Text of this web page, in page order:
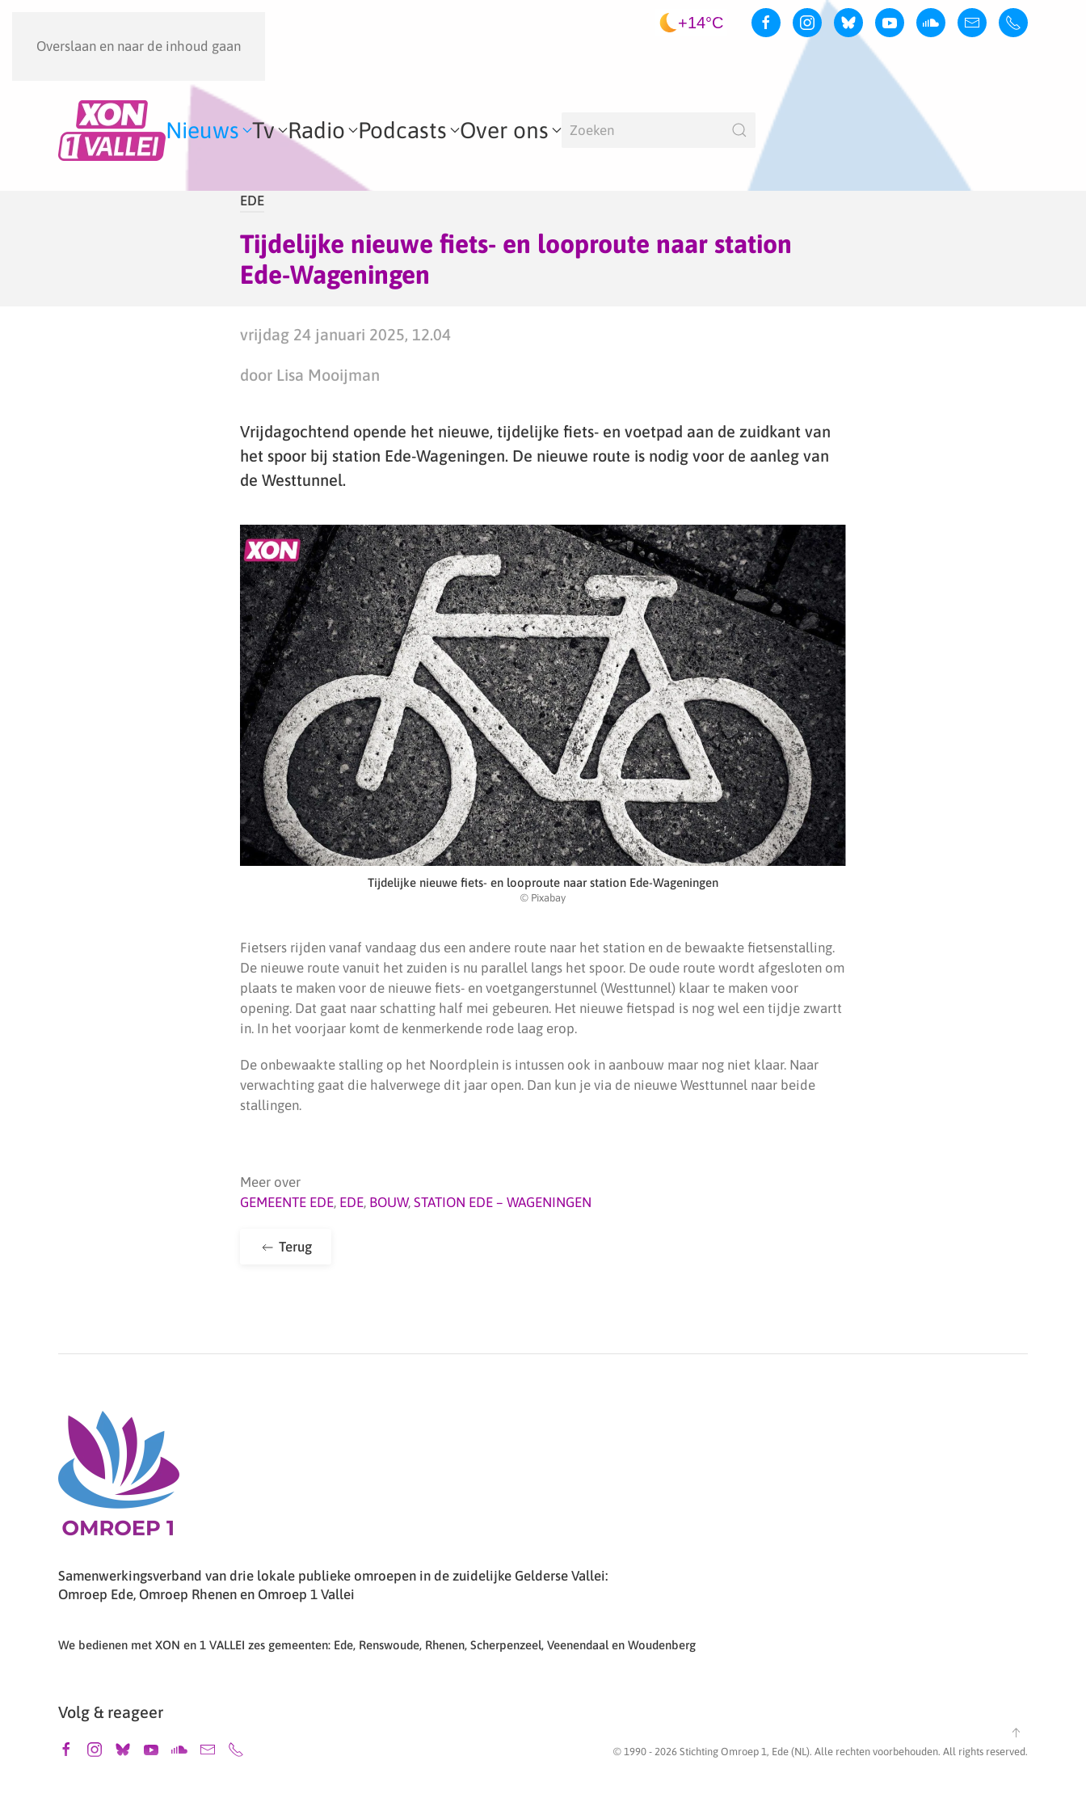
Overslaan en naar de inhoud gaan
+14°C
Nieuws Tv Radio Podcasts Over ons
EDE
Tijdelijke nieuwe fiets- en looproute naar station
Ede-Wageningen
vrijdag 24 januari 2025, 12.04
door Lisa Mooijman
Vrijdagochtend opende het nieuwe, tijdelijke fiets- en voetpad aan de zuidkant van
het spoor bij station Ede-Wageningen. De nieuwe route is nodig voor de aanleg van
de Westtunnel.
Tijdelijke nieuwe fiets- en looproute naar station Ede-Wageningen
© Pixabay
Fietsers rijden vanaf vandaag dus een andere route naar het station en de bewaakte fietsenstalling.
De nieuwe route vanuit het zuiden is nu parallel langs het spoor. De oude route wordt afgesloten om
plaats te maken voor de nieuwe fiets- en voetgangerstunnel (Westtunnel) klaar te maken voor
opening. Dat gaat naar schatting half mei gebeuren. Het nieuwe fietspad is nog wel een tijdje zwartt
in. In het voorjaar komt de kenmerkende rode laag erop.
De onbewaakte stalling op het Noordplein is intussen ook in aanbouw maar nog niet klaar. Naar
verwachting gaat die halverwege dit jaar open. Dan kun je via de nieuwe Westtunnel naar beide
stallingen.
Meer over
GEMEENTE EDE, EDE, BOUW, STATION EDE – WAGENINGEN
Terug
Samenwerkingsverband van drie lokale publieke omroepen in de zuidelijke Gelderse Vallei:
Omroep Ede, Omroep Rhenen en Omroep 1 Vallei
We bedienen met XON en 1 VALLEI zes gemeenten: Ede, Renswoude, Rhenen, Scherpenzeel, Veenendaal en Woudenberg
Volg & reageer
© 1990 - 2026 Stichting Omroep 1, Ede (NL). Alle rechten voorbehouden. All rights reserved.